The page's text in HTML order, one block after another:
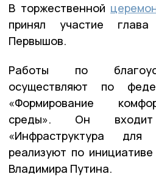
В торжественной
принял участие
Первышов.
Работы по
осуществляют по
«Формирование
среды». Он
«Инфраструктура
реализуют по
Владимира Путина.